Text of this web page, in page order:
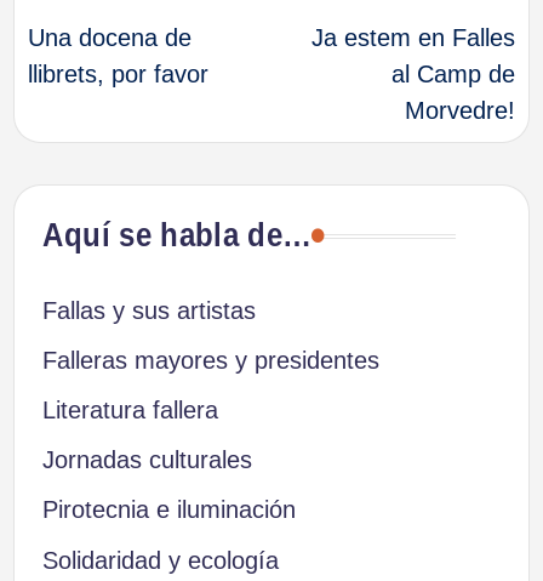
de
entradas
Una docena de
llibrets, por favor
Ja estem en Falles
al Camp de
Morvedre!
Aquí se habla de…
Fallas y sus artistas
Falleras mayores y presidentes
Literatura fallera
Jornadas culturales
Pirotecnia e iluminación
Solidaridad y ecología